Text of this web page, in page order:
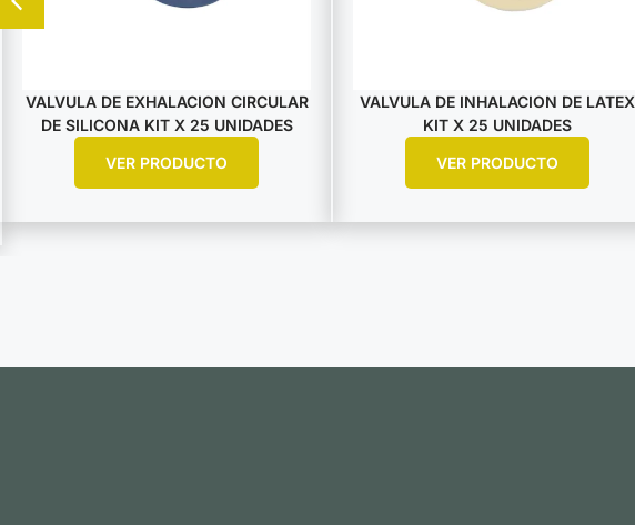
VALVULA DE EXHALACION CIRCULAR
DE SILICONA KIT X 25 UNIDADES
VER PRODUCTO
VALVULA DE INHALACION DE LATEX
KIT X 25 UNIDADES
VER PRODUCTO